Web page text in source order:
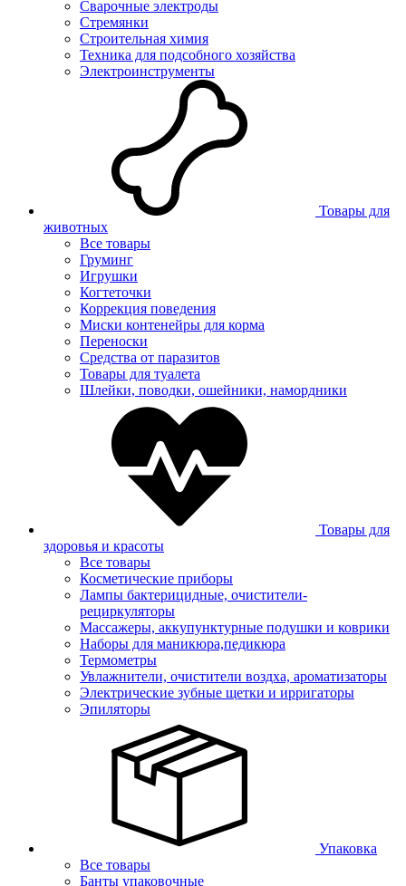
Сварочные электроды
Стремянки
Строительная химия
Техника для подсобного хозяйства
Электроинструменты
Товары для
животных
Все товары
Груминг
Игрушки
Когтеточки
Коррекция поведения
Миски контенейры для корма
Переноски
Средства от паразитов
Товары для туалета
Шлейки, поводки, ошейники, намордники
Товары для
здоровья и красоты
Все товары
Косметические приборы
Лампы бактерицидные, очистители-
рециркуляторы
Массажеры, аккупунктурные подушки и коврики
Наборы для маникюра,педикюра
Термометры
Увлажнители, очистители воздха, ароматизаторы
Электрические зубные щетки и ирригаторы
Эпиляторы
Упаковка
Все товары
Банты упаковочные